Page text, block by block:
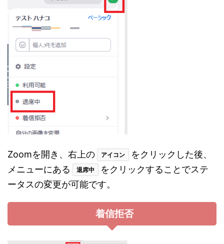
Zoomを開き、右上の アイコン
をクリックした後、
メニューにある
退席中
をクリックすることでステ
ータスの変更が可能です。
着信拒否